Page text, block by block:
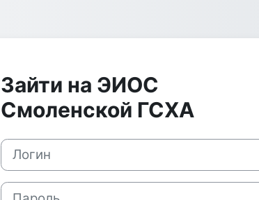
Зайти на ЭИОС
Смоленской ГСХА
Логин
Пароль